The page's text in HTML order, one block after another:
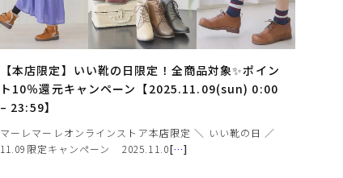
【本店限定】いい靴の日限定！全商品対象✨ポイン
ト10％還元キャンペーン【2025.11.09(sun) 0:00
– 23:59】
マーレマーレオンラインストア本店限定 ＼ いい靴の日 ／
11.09限定キャンペーン ⠀2025.11.0[…]
3cm以上4cm未満
4cm以上5cm未満
5cm以上6cm未満
7cm以上8cm未満